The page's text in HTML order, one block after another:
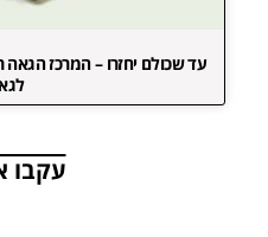
עד שכולם יחזרו – המרכז הגאה
עקבו